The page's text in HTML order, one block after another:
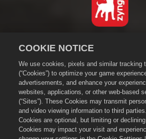
Integritetspolicy
Användarvillkor
Sälj eller dela inte mina
Cookiepolicy
Återbetalningspolicy
Butikssupport
Spelsupport
COOKIE NOTICE
We use cookies, pixels and similar tracking
(“Cookies”) to optimize your game
advertisements, and enhance your
websites, applications, or other web-based
(“Sites”). These Cookies may transmit
and video viewing information to third
Cookies are optional, but limiting or
Cookies may impact your visit and